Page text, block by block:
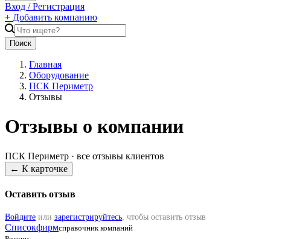
Вход / Регистрация
+ Добавить компанию
Поиск
Главная
Оборудование
ПСК Периметр
Отзывы
Отзывы о компании
ПСК Периметр · все отзывы клиентов
← К карточке
Оставить отзыв
Войдите или зарегистрируйтесь, чтобы оставить отзыв
Списокфирмсправочник компаний